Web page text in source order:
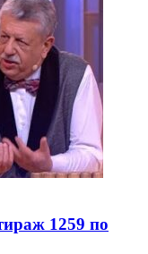
1259 по